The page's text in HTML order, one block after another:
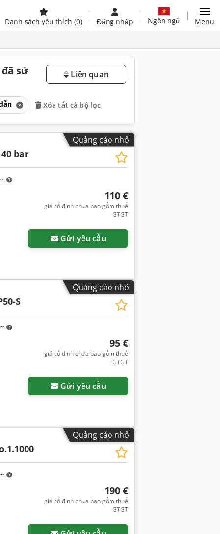
Danh sách yêu thích (0) Đăng nhập Ngôn ngữ Menu
sử Liên quan
Xóa tất cả bộ lọc
Quảng cáo nhỏ
40 bar
110 €
giá cố định chưa bao gồm thuế
GTGT
Gửi yêu cầu
Quảng cáo nhỏ
S
95 €
giá cố định chưa bao gồm thuế
GTGT
Gửi yêu cầu
Quảng cáo nhỏ
190 €
giá cố định chưa bao gồm thuế
GTGT